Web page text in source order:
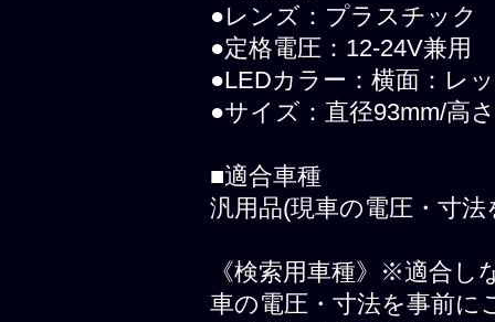
●レンズ：プラスチック
●定格電圧：12-24V兼用
●LEDカラー：横面：レ
●サイズ：直径93mm/高
■適合車種
汎用品(現車の電圧・寸
《検索用車種》※適合し
車の電圧・寸法を事前に